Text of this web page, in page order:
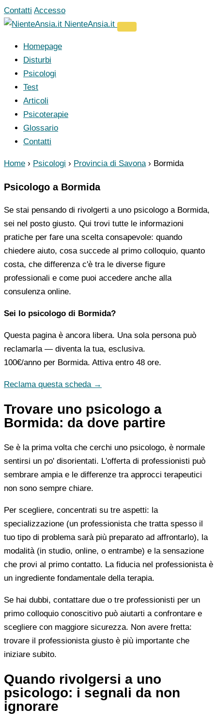
Vai
al
Contatti Accesso
NienteAnsia.it
Homepage
Disturbi
Psicologi
Test
Articoli
Psicoterapie
Glossario
Contatti
Home › Psicologi › Provincia di Savona › Bormida
Psicologo a Bormida
Se stai pensando di rivolgerti a uno psicologo a Bormida,
sei nel posto giusto. Qui trovi tutte le informazioni
pratiche per fare una scelta consapevole: quando
chiedere aiuto, cosa succede al primo colloquio, quanto
costa, che differenza c'è tra le diverse figure
professionali e come puoi accedere anche alla
consulenza online.
Sei lo psicologo di Bormida?
Questa pagina è ancora libera. Una sola persona può
reclamarla — diventa la tua, esclusiva.
100€/anno per Bormida. Attiva entro 48 ore.
Reclama questa scheda →
Trovare uno psicologo a
Bormida: da dove partire
Se è la prima volta che cerchi uno psicologo, è normale
sentirsi un po' disorientati. L'offerta di professionisti può
sembrare ampia e le differenze tra approcci terapeutici
non sono sempre chiare.
Per scegliere, concentrati su tre aspetti: la
specializzazione (un professionista che tratta spesso il
tuo tipo di problema sarà più preparato ad affrontarlo), la
modalità (in studio, online, o entrambe) e la sensazione
che provi al primo contatto. La fiducia nel professionista è
un ingrediente fondamentale della terapia.
Se hai dubbi, contattare due o tre professionisti per un
primo colloquio conoscitivo può aiutarti a confrontare e
scegliere con maggiore sicurezza. Non avere fretta:
trovare il professionista giusto è più importante che
iniziare subito.
Quando rivolgersi a uno
psicologo: i segnali da non
ignorare